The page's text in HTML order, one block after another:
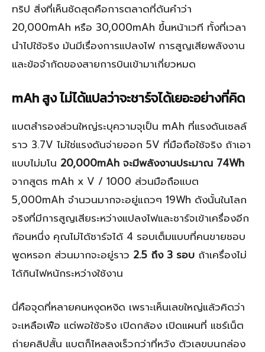
ทริป สิ่งที่เห็นชัดสุดคือการตลาดที่ดันคำว่า
20,000mAh หรือ 30,000mAh ขึ้นหน้าเวที ทั้งที่เวลา
นำไปใช้จริง มันมีเรื่องการแปลงไฟ การสูญเสียพลังงาน
และข้อจำกัดของสายการบินเข้ามาเกี่ยวหมด
mAh สูง ไม่ได้แปลว่าจะชาร์จได้เยอะอย่างที่คิด
แบตสำรองส่วนใหญ่ระบุความจุเป็น mAh ที่แรงดันเซลล์
ราว 3.7V ไม่ใช่แรงดันจ่ายออก 5V ที่มือถือใช้จริง ถ้าเอา
แบบไม่มโน 20,000mAh จะมีพลังงานประมาณ 74Wh
จากสูตร mAh x V / 1000 ส่วนมือถือแบต
5,000mAh จำนวนมากจะอยู่แถวๆ 19Wh ดังนั้นในโลก
จริงที่มีการสูญเสียระหว่างแปลงไฟและชาร์จเข้าเครื่องอีก
ก้อนหนึ่ง คุณไม่ได้ชาร์จได้ 4 รอบเต็มแบบที่คนขายชอบ
พูดหรอก ส่วนมากจะอยู่ราว 2.5 ถึง 3 รอบ ถ้าเครื่องไม่
ได้กินไฟหนักระหว่างใช้งาน
นี่คือจุดที่หลายคนหงุดหงิด เพราะเห็นเลขใหญ่แล้วคิดว่า
จะเหลือเฟือ แต่พอใช้จริง เปิดกล้อง เปิดแผนที่ แชร์เน็ต
ถ่ายคลิปสั้น แบตก็ไหลลงเร็วกว่าที่หวัง ตัวเลขบนกล่อง